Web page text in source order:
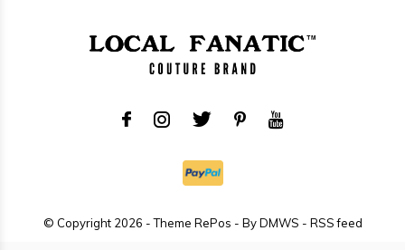
© Copyright 2026 - Theme RePos - ByDMWS - RSS feed